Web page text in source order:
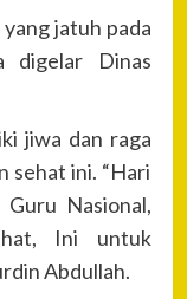
jatuh pada
digelar Dinas
jiwa dan raga
sehat ini. “Hari
Nasional,
Ini untuk
Abdullah.